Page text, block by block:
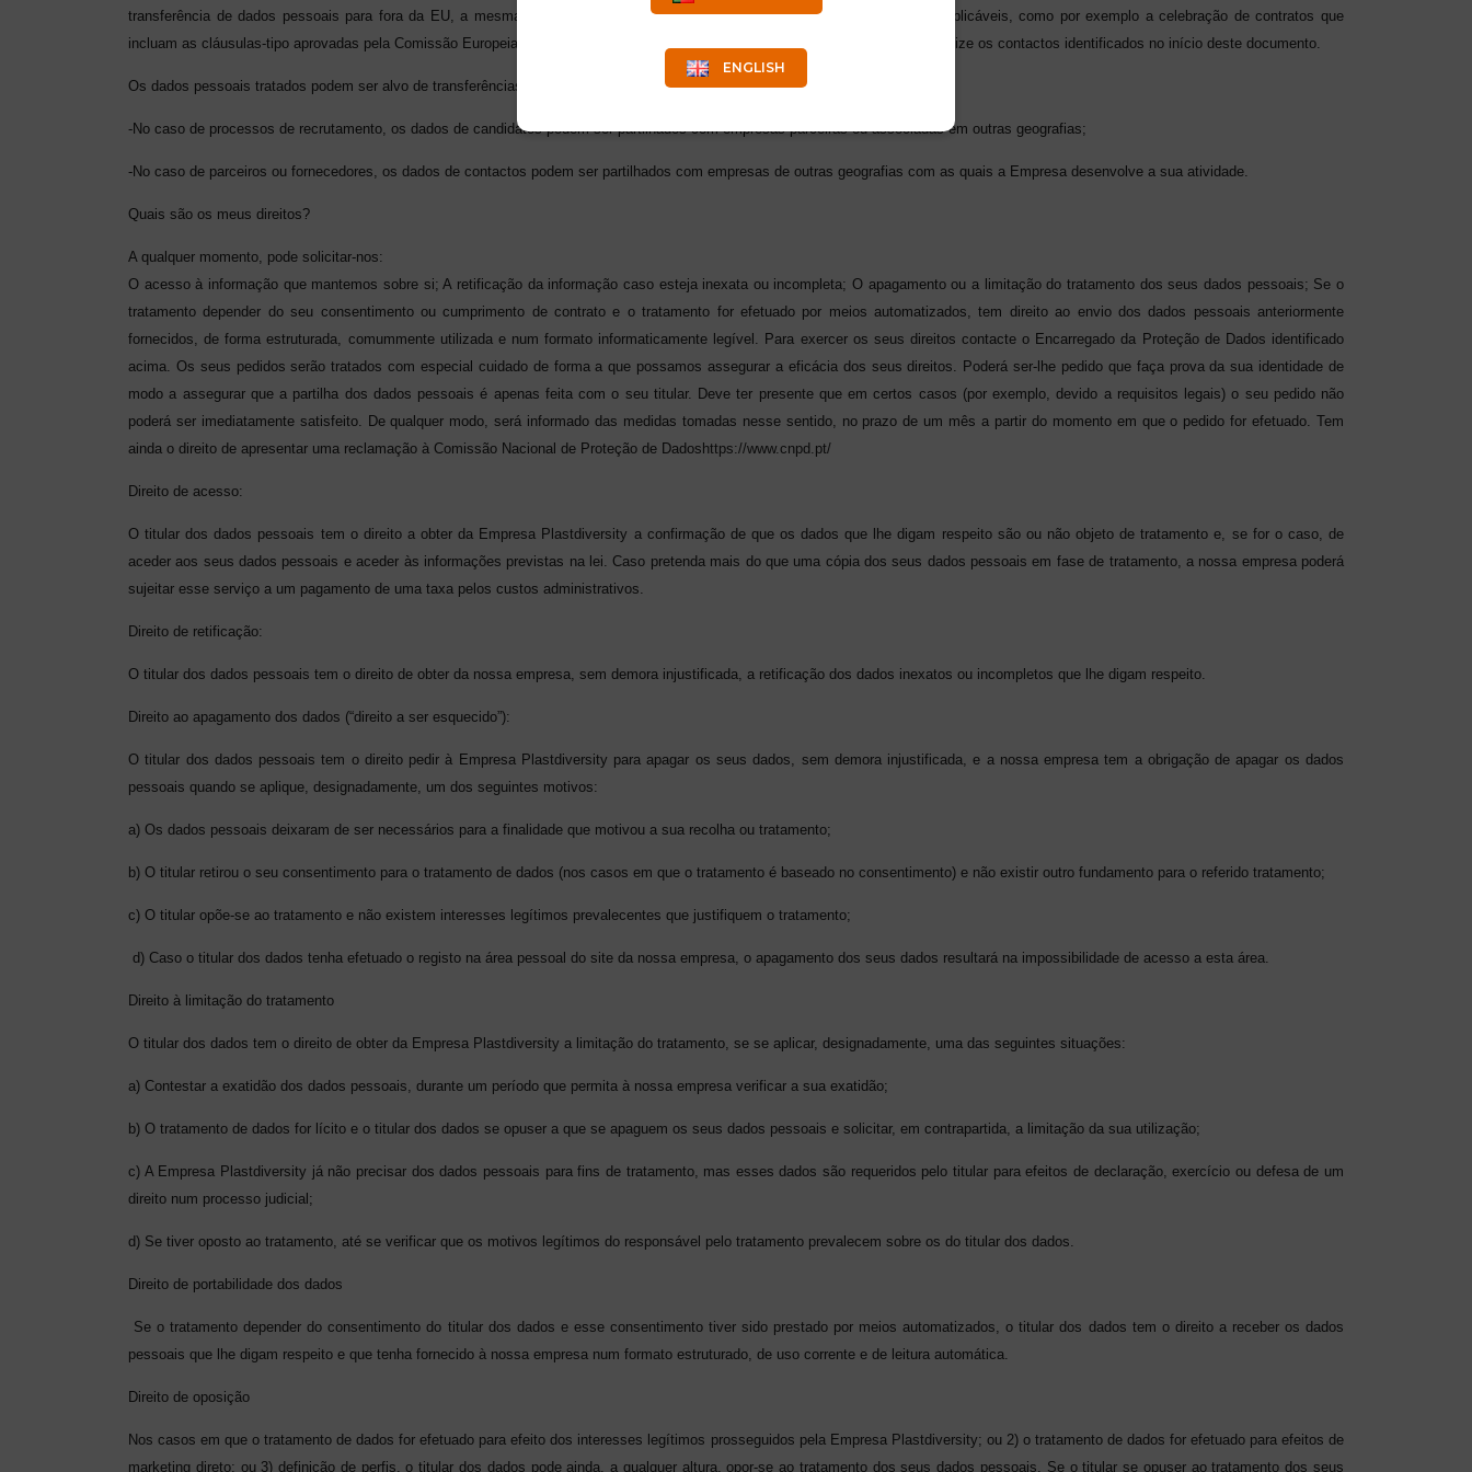
transferência de dados pessoais para fora da EU, a mesma será objeto das garantias adequadas face às exigências legais aplicáveis, como por exemplo a celebração de contratos que
incluam as cláusulas-tipo aprovadas pela Comissão Europeia. Para obter mais informação sobre transferências internacionais, utilize os contactos identificados no início deste documento.
Os dados pessoais tratados podem ser alvo de transferências internacionais, nos seguintes casos:
-No caso de processos de recrutamento, os dados de candidatos podem ser partilhados com empresas parceiras ou associadas em outras geografias;
-No caso de parceiros ou fornecedores, os dados de contactos podem ser partilhados com empresas de outras geografias com as quais a Empresa desenvolve a sua atividade.
Quais são os meus direitos?
A qualquer momento, pode solicitar-nos:
O acesso à informação que mantemos sobre si; A retificação da informação caso esteja inexata ou incompleta; O apagamento ou a limitação do tratamento dos seus dados pessoais; Se o
tratamento depender do seu consentimento ou cumprimento de contrato e o tratamento for efetuado por meios automatizados, tem direito ao envio dos dados pessoais anteriormente
fornecidos, de forma estruturada, comummente utilizada e num formato informaticamente legível. Para exercer os seus direitos contacte o Encarregado da Proteção de Dados identificado
acima.
Os seus pedidos serão tratados com especial cuidado de forma a que possamos assegurar a eficácia dos seus direitos. Poderá ser-lhe pedido que faça prova da sua identidade de
modo a assegurar que a partilha dos dados pessoais é apenas feita com o seu titular. Deve ter presente que em certos casos (por exemplo, devido a requisitos legais) o seu pedido não
poderá ser imediatamente satisfeito. De qualquer modo, será informado das medidas tomadas nesse sentido, no prazo de um mês a partir do momento em que o pedido for efetuado.
Tem
ainda o direito de apresentar uma reclamação à Comissão Nacional de Proteção de Dados https://www.cnpd.pt/
Direito de acesso:
O titular dos dados pessoais tem o direito a obter da Empresa Plastdiversity a confirmação de que os dados que lhe digam respeito são ou não objeto de tratamento e, se for o caso, de
aceder aos seus dados pessoais e aceder às informações previstas na lei. Caso pretenda mais do que uma cópia dos seus dados pessoais em fase de tratamento, a nossa empresa poderá
sujeitar esse serviço a um pagamento de uma taxa pelos custos administrativos.
Direito de retificação:
O titular dos dados pessoais tem o direito de obter da nossa empresa, sem demora injustificada, a retificação dos dados inexatos ou incompletos que lhe digam respeito.
Direito ao apagamento dos dados (“direito a ser esquecido”):
O titular dos dados pessoais tem o direito pedir à Empresa Plastdiversity para apagar os seus dados, sem demora injustificada, e a nossa empresa tem a obrigação de apagar os dados
pessoais quando se aplique, designadamente, um dos seguintes motivos:
a) Os dados pessoais deixaram de ser necessários para a finalidade que motivou a sua recolha ou tratamento;
b) O titular retirou o seu consentimento para o tratamento de dados (nos casos em que o tratamento é baseado no consentimento) e não existir outro fundamento para o referido tratamento;
c) O titular opõe-se ao tratamento e não existem interesses legítimos prevalecentes que justifiquem o tratamento;
d) Caso o titular dos dados tenha efetuado o registo na área pessoal do site da nossa empresa, o apagamento dos seus dados resultará na impossibilidade de acesso a esta área.
Direito à limitação do tratamento
O titular dos dados tem o direito de obter da Empresa Plastdiversity a limitação do tratamento, se se aplicar, designadamente, uma das seguintes situações:
a) Contestar a exatidão dos dados pessoais, durante um período que permita à nossa empresa verificar a sua exatidão;
b) O tratamento de dados for lícito e o titular dos dados se opuser a que se apaguem os seus dados pessoais e solicitar, em contrapartida, a limitação da sua utilização;
c) A Empresa Plastdiversity já não precisar dos dados pessoais para fins de tratamento, mas esses dados são requeridos pelo titular para efeitos de declaração, exercício ou defesa de um
direito num processo judicial;
d) Se tiver oposto ao tratamento, até se verificar que os motivos legítimos do responsável pelo tratamento prevalecem sobre os do titular dos dados.
Direito de portabilidade dos dados
Se o tratamento depender do consentimento do titular dos dados e esse consentimento tiver sido prestado por meios automatizados, o titular dos dados tem o direito a receber os dados
pessoais que lhe digam respeito e que tenha fornecido à nossa empresa num formato estruturado, de uso corrente e de leitura automática.
Direito de oposição
Nos casos em que o tratamento de dados for efetuado para efeito dos interesses legítimos prosseguidos pela Empresa Plastdiversity; ou 2) o tratamento de dados for efetuado para efeitos de
marketing direto; ou 3) definição de perfis, o titular dos dados pode ainda, a qualquer altura, opor-se ao tratamento dos seus dados pessoais. Se o titular se opuser ao tratamento dos seus
ENGLISH